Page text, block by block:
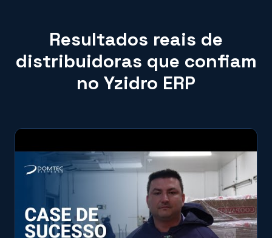
Resultados reais de
distribuidoras que confiam
no Yzidro ERP